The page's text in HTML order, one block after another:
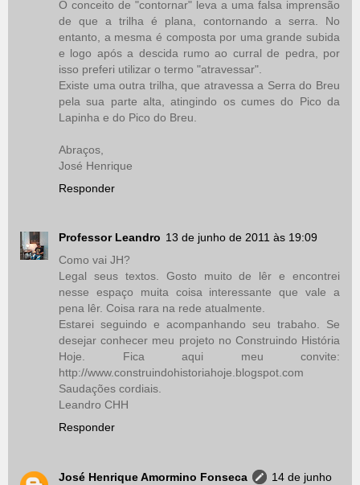
O conceito de "contornar" leva a uma falsa imprensão
de que a trilha é plana, contornando a serra. No
entanto, a mesma é composta por uma grande subida
e logo após a descida rumo ao curral de pedra, por
isso preferi utilizar o termo "atravessar".
Existe uma outra trilha, que atravessa a Serra do Breu
pela sua parte alta, atingindo os cumes do Pico da
Lapinha e do Pico do Breu.
Abraços,
José Henrique
Responder
Professor Leandro 13 de junho de 2011 às 19:09
Como vai JH?
Legal seus textos. Gosto muito de lêr e encontrei
nesse espaço muita coisa interessante que vale a
pena lêr. Coisa rara na rede atualmente.
Estarei seguindo e acompanhando seu trabaho. Se
desejar conhecer meu projeto no Construindo História
Hoje. Fica aqui meu convite:
http://www.construindohistoriahoje.blogspot.com
Saudações cordiais.
Leandro CHH
Responder
José Henrique Amormino Fonseca
14 de junho